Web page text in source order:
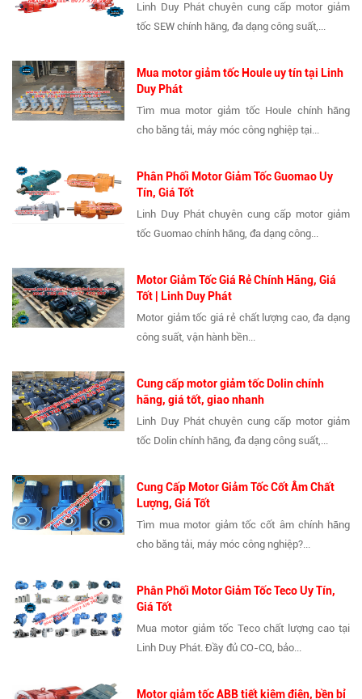
Linh Duy Phát chuyên cung cấp motor giảm
tốc SEW chính hãng, đa dạng công suất,...
Mua motor giảm tốc Houle uy tín tại Linh
Duy Phát
Tìm mua motor giảm tốc Houle chính hãng
cho băng tải, máy móc công nghiệp tại...
Phân Phối Motor Giảm Tốc Guomao Uy
Tín, Giá Tốt
Linh Duy Phát chuyên cung cấp motor giảm
tốc Guomao chính hãng, đa dạng công...
Motor Giảm Tốc Giá Rẻ Chính Hãng, Giá
Tốt | Linh Duy Phát
Motor giảm tốc giá rẻ chất lượng cao, đa dạng
công suất, vận hành bền...
Cung cấp motor giảm tốc Dolin chính
hãng, giá tốt, giao nhanh
Linh Duy Phát chuyên cung cấp motor giảm
tốc Dolin chính hãng, đa dạng công suất,...
Cung Cấp Motor Giảm Tốc Cốt Âm Chất
Lượng, Giá Tốt
Tìm mua motor giảm tốc cốt âm chính hãng
cho băng tải, máy móc công nghiệp?...
Phân Phối Motor Giảm Tốc Teco Uy Tín,
Giá Tốt
Mua motor giảm tốc Teco chất lượng cao tại
Linh Duy Phát. Đầy đủ CO-CQ, bảo...
Motor giảm tốc ABB tiết kiệm điện, bền bỉ